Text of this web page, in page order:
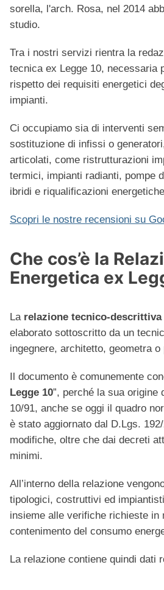
sorella, l'arch. Rosa, nel 2014
studio.
Tra i nostri servizi rientra la
tecnica ex Legge 10, necessaria
rispetto dei requisiti energetici
impianti.
Ci occupiamo sia di interventi
sostituzione di infissi o
articolati, come ristrutturazioni
termici, impianti radianti, pompe
ibridi e riqualificazioni
Scopri le nostre recensioni su
Che cos’è la
Energetica ex
La relazione tecnico-descrittiva
elaborato sottoscritto da un
ingegnere, architetto, geometra o
Il documento è comunemente
Legge 10”, perché la sua origine
10/91, anche se oggi il quadro
è stato aggiornato dal D.Lgs.
modifiche, oltre che dai decreti
minimi.
All’interno della relazione
tipologici, costruttivi ed
insieme alle verifiche richieste in
contenimento del consumo
La relazione contiene quindi dati